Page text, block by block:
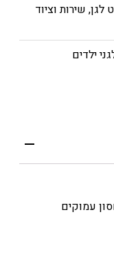
לגן, שירות וציוד
ילדים
9 מיכלי אחסון עמוקים